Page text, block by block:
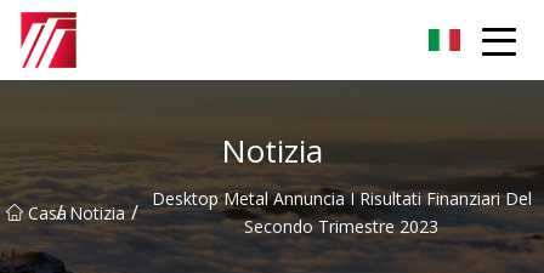
Notizia
Casa
/ Notizia / Desktop Metal Annuncia I Risultati Finanziari Del
Secondo Trimestre 2023